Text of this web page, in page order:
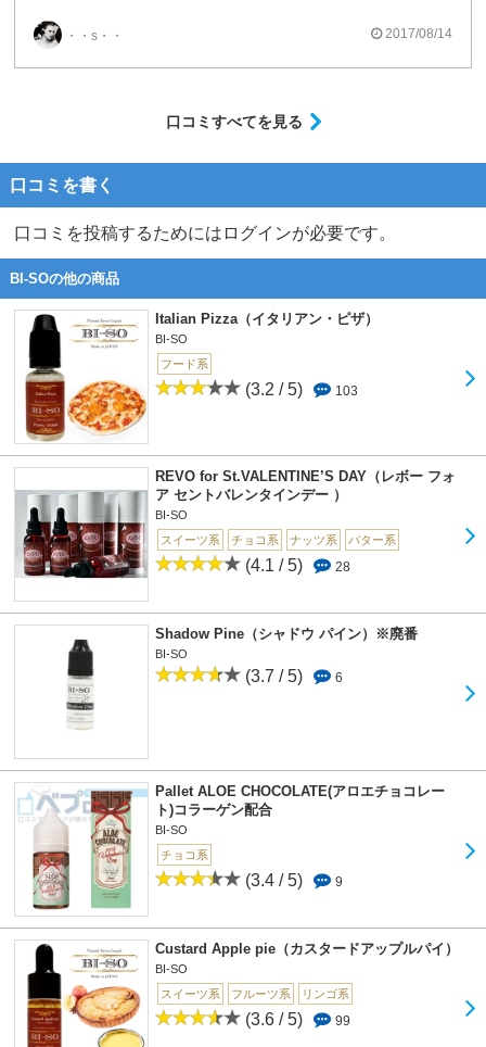
うっとりするような濃厚な甘いチョコとブランデーの芳醇な香り。
残念ながら、深みもなく滑らかさもなく
ココアの苦味とナッツ感はわりといい感じでした。
ただ、ウォールナッツの渋みが感じられませんでした。
あの、渋みがブラウニーには必須なので、
そこはやや残念。
PG100のニコチンも添加済み。
アルコールのケミカル感はなくなり、
香り立つブランデーが程良い感じ。
そして、お味も全体的にまとまり
濃厚でとろけそうな甘さと苦味の絶妙なバランスのチョコブラウニーが出来上がっていました♡
でも、飽きます・・・
まだ、夏ですし、やや暑苦しい味なので。
リアルではオレンジピール入りブラウニーや
ストロベリーブラウニーも美味しいので
イレギュラーですが、
フルーツ系のリキッドとブレンドしてみました。
ちょっとでもガンク対策にもなるかしら？
手持ちのニトロオレンジとフランボワーズで試してみたのですが、
どちらも、かなりいけちゃいます！！
特にニトロオレンジは清涼感があるので、
どうかなと思いましたが、かなり気に入りました。
オレンジチョコブラウニー、美味しいです♡
これなら、飽きずにチェーンできちゃいます。
でも、家でチェーンしてると
あ～チョコくさい！！
・・s・・ 2017/08/14
口コミすべてを見る
口コミを書く
口コミを投稿するためにはログインが必要です。
BI-SOの他の商品
Italian Pizza（イタリアン・ピザ）
BI-SO
フード系
(3.2 / 5) 103
REVO for St.VALENTINE’S DAY（レボー フォ
ア セントバレンタインデー ）
BI-SO
スイーツ系
チョコ系 ナッツ系 バター系
(4.1 / 5) 28
Shadow Pine（シャドウ パイン）※廃番
BI-SO
(3.7 / 5) 6
Pallet ALOE CHOCOLATE(アロエチョコレー
ト)コラーゲン配合
BI-SO
チョコ系
(3.4 / 5) 9
Custard Apple pie（カスタードアップルパイ）
BI-SO
スイーツ系
フルーツ系 リンゴ系
(3.6 / 5) 99